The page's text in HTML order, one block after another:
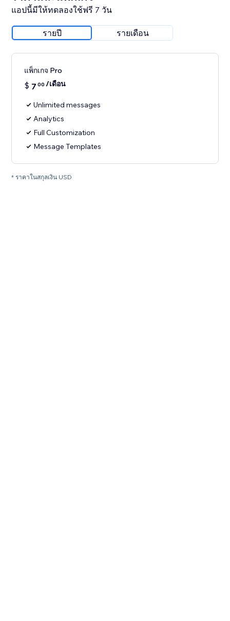
แอปนี้มีให้ทดลองใช้ฟรี 7 วัน
รายปี รายเดือน
แพ็กเกจ Pro
$ 7 00 /เดือน
Unlimited messages
Analytics
Full Customization
Message Templates
* ราคาในสกุลเงิน USD